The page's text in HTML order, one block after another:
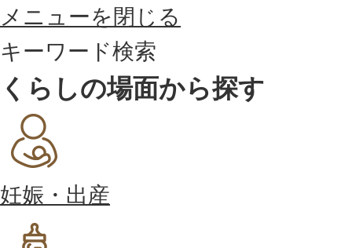
メニューを閉じる
キーワード検索
くらしの場面から探す
妊娠・出産